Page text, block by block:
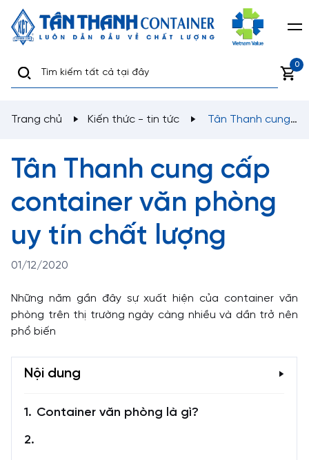
0
Trang chủ Kiến thức - tin tức
Tân Thanh cung cấp
container văn phòng
uy tín chất lượng
01/12/2020
Những năm gần đây sự xuất hiện của container văn
phòng trên thị trường ngày càng nhiều và dần trở nên
phổ biến
Nội dung
Container văn phòng là gì?